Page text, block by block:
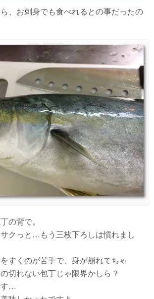
、お刺身でも食べれるとの事だったの
の背で。
クっと…もう三枚下ろしは慣れまし
すくのが苦手で、身が崩れてちゃ
切れない包丁じゃ限界かしら？
す…